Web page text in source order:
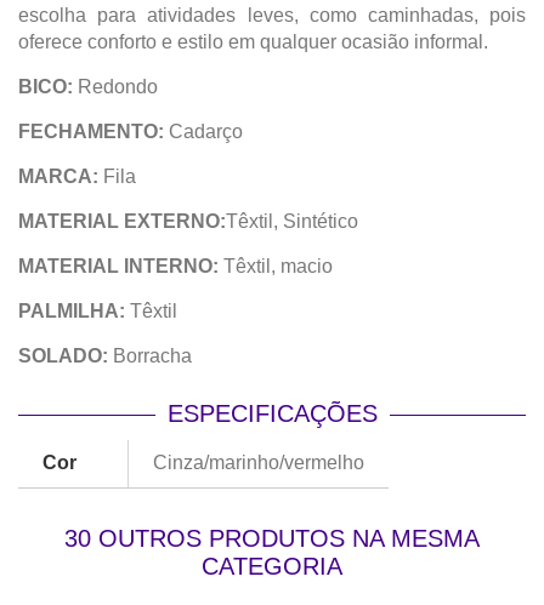
escolha para atividades leves, como caminhadas, pois
oferece conforto e estilo em qualquer ocasião informal.
BICO: Redondo
FECHAMENTO: Cadarço
MARCA: Fila
MATERIAL EXTERNO:Têxtil, Sintético
MATERIAL INTERNO: Têxtil, macio
PALMILHA: Têxtil
SOLADO: Borracha
ESPECIFICAÇÕES
Cor Cinza/marinho/vermelho
30 OUTROS PRODUTOS NA MESMA
CATEGORIA